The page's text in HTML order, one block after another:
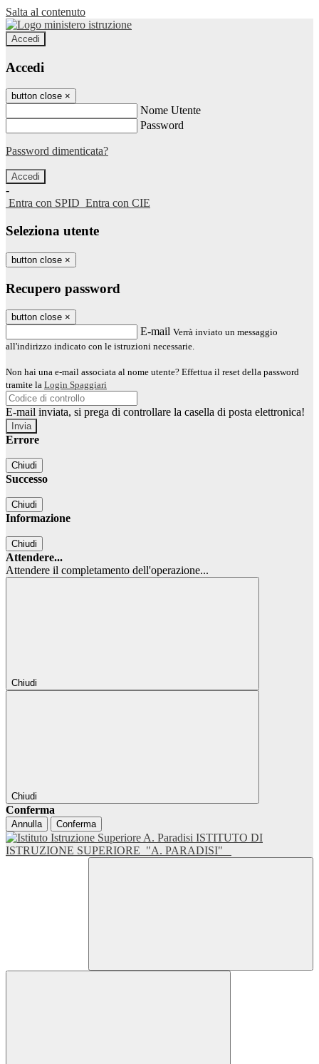
Salta al contenuto
Accedi
Accedi
button close ×
Nome Utente
Password
Password dimenticata?
-
Entra con SPID Entra con CIE
Seleziona utente
button close ×
Recupero password
button close ×
E-mail Verrà inviato un messaggio
all'indirizzo indicato con le istruzioni necessarie.
Non hai una e-mail associata al nome utente? Effettua il reset della password
tramite la Login Spaggiari
E-mail inviata, si prega di controllare la casella di posta elettronica!
Errore
Chiudi
Successo
Chiudi
Informazione
Chiudi
Attendere...
Attendere il completamento dell'operazione...
Chiudi
Chiudi
Conferma
Annulla Conferma
ISTITUTO DI
ISTRUZIONE SUPERIORE "A. PARADISI"